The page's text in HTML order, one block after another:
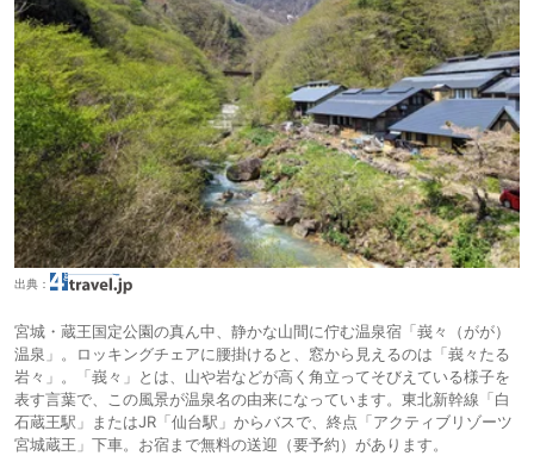
出典：
宮城・蔵王国定公園の真ん中、静かな山間に佇む温泉宿「峩々（がが）
温泉」。ロッキングチェアに腰掛けると、窓から見えるのは「峩々たる
岩々」。「峩々」とは、山や岩などが高く角立ってそびえている様子を
表す言葉で、この風景が温泉名の由来になっています。東北新幹線「白
石蔵王駅」またはJR「仙台駅」からバスで、終点「アクティブリゾーツ
宮城蔵王」下車。お宿まで無料の送迎（要予約）があります。